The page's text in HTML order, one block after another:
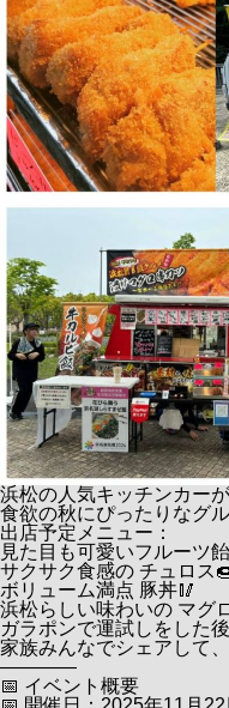
浜松の人気キッチンカー
食欲の秋にぴったりなグ
出店予定メニュー：
見た目も可愛いフルーツ
サクサク食感の チュロス
ボリューム満点 豚丼🥢
浜松らしい味わいの マグ
ガラポンで運試しをした
家族みんなでシェアして
――――
📅 イベント概要